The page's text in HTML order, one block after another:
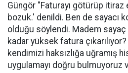
Güngör "Faturayı götürüp
bozuk.' denildi. Ben de sayacı
olduğu söylendi. Madem sayaç
kadar yüksek fatura
kendimizi haksızlığa uğramış
uygulamayı doğru bulmuyoruz